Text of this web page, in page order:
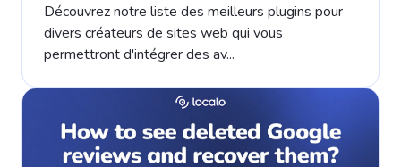
Découvrez notre liste des meilleurs plugins pour
divers créateurs de sites web qui vous
permettront d'intégrer des av...